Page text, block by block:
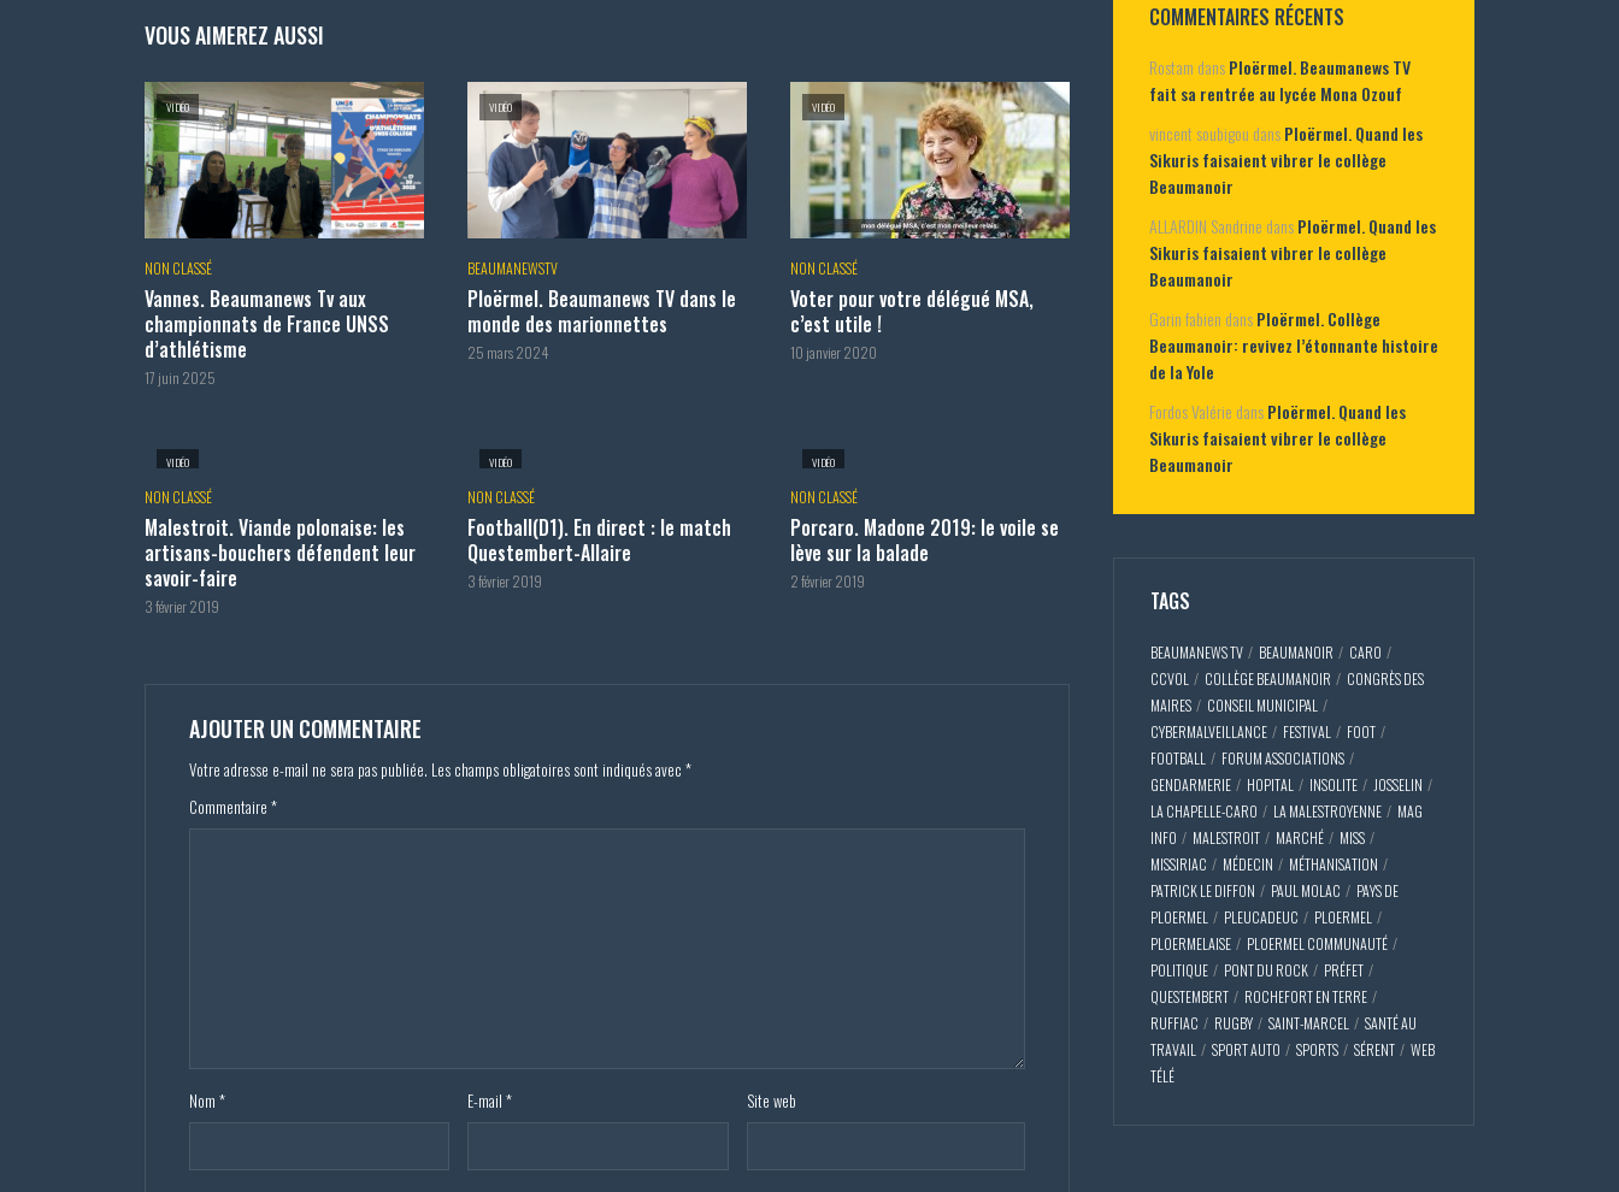
VOUS AIMEREZ AUSSI
VIDÉO
NON CLASSÉ
Vannes. Beaumanews Tv aux
championnats de France UNSS
d’athlétisme
17 juin 2025
VIDÉO
BEAUMANEWSTV
Ploërmel. Beaumanews TV dans le
monde des marionnettes
25 mars 2024
VIDÉO
NON CLASSÉ
Voter pour votre délégué MSA,
c’est utile !
10 janvier 2020
VIDÉO
NON CLASSÉ
Malestroit. Viande polonaise: les
artisans-bouchers défendent leur
savoir-faire
3 février 2019
VIDÉO
NON CLASSÉ
Football(D1). En direct : le match
Questembert-Allaire
3 février 2019
VIDÉO
NON CLASSÉ
Porcaro. Madone 2019: le voile se
lève sur la balade
2 février 2019
AJOUTER UN COMMENTAIRE
Votre adresse e-mail ne sera pas publiée. Les champs obligatoires sont indiqués avec *
Commentaire *
Nom * E-mail* Site web
COMMENTAIRES RÉCENTS
Rostam dansPloërmel. Beaumanews TV
fait sa rentrée au lycée Mona Ozouf
vincent soubigou dansPloërmel. Quand les
Sikuris faisaient vibrer le collège
Beaumanoir
ALLARDIN Sandrine dansPloërmel. Quand les
Sikuris faisaient vibrer le collège
Beaumanoir
Garin fabien dansPloërmel. Collège
Beaumanoir: revivez l’étonnante histoire
de la Yole
Fordos Valérie dansPloërmel. Quand les
Sikuris faisaient vibrer le collège
Beaumanoir
TAGS
BEAUMANEWS TV BEAUMANOIR
CARO
CCVOL
COLLÈGE BEAUMANOIR
CONGRÈS DES
MAIRES
CONSEIL MUNICIPAL
CYBERMALVEILLANCE
FESTIVAL
FOOT
FOOTBALL
FORUM ASSOCIATIONS
GENDARMERIE
HOPITAL INSOLITE
JOSSELIN
LA CHAPELLE-CARO
LA MALESTROYENNE
MAG
INFO
MALESTROIT MARCHÉ
MISS
MISSIRIAC
MÉDECIN
MÉTHANISATION
PATRICK LE DIFFON
PAUL MOLAC
PAYS DE
PLOERMEL
PLEUCADEUC
PLOERMEL
PLOERMELAISE
PLOERMEL COMMUNAUTÉ
POLITIQUE
PONT DU ROCK
PRÉFET
QUESTEMBERT
ROCHEFORT EN TERRE
RUFFIAC
RUGBY SAINT-MARCEL
SANTÉ AU
TRAVAIL
SPORT AUTO SPORTS SÉRENT
WEB
TÉLÉ